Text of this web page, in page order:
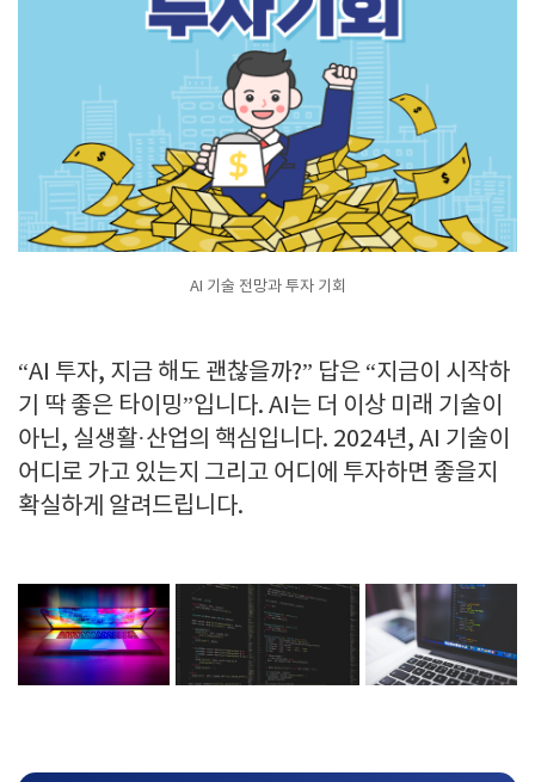
AI 기술 전망과 투자 기회
“AI 투자, 지금 해도 괜찮을까?” 답은 “지금이 시작하
기 딱 좋은 타이밍”입니다. AI는 더 이상 미래 기술이
아닌, 실생활·산업의 핵심입니다. 2024년, AI 기술이
어디로 가고 있는지 그리고 어디에 투자하면 좋을지
확실하게 알려드립니다.